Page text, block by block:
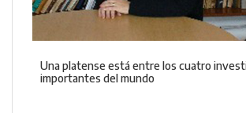
Una platense está entre los cuatro
importantes del mundo